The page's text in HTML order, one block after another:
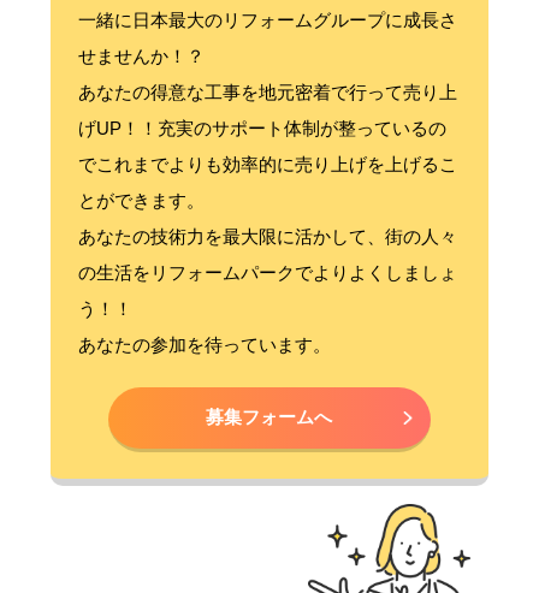
一緒に日本最大のリフォームグループに成長さ
せませんか！？
あなたの得意な工事を地元密着で行って売り上
げUP！！充実のサポート体制が整っているの
でこれまでよりも効率的に売り上げを上げるこ
とができます。
あなたの技術力を最大限に活かして、街の人々
の生活をリフォームパークでよりよくしましょ
う！！
あなたの参加を待っています。
募集フォームへ